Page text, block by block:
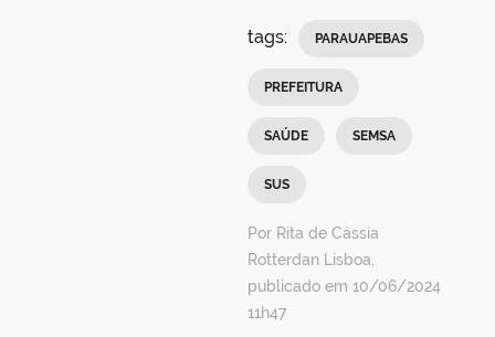
tags: PARAUAPEBAS
PREFEITURA
SAÚDE SEMSA
SUS
Por Rita de Cássia
Rotterdan Lisboa,
publicado em 10/06/2024
11h47